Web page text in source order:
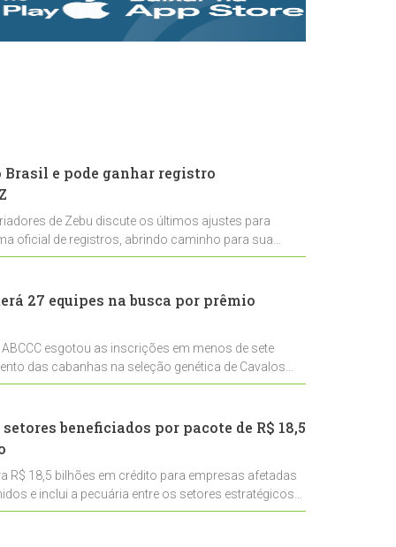
rastreabilidade e
rigor técnico para
Brasil e pode ganhar registro
de Zebu discute os últimos ajustes para
oficial de registros, abrindo caminho para sua
27 equipes na busca por prêmio
esgotou as inscrições em menos de sete
das cabanhas na seleção genética de Cavalos
beneficiados por pacote de R$ 18,5
R$ 18,5 bilhões em crédito para empresas afetadas
e inclui a pecuária entre os setores estratégicos